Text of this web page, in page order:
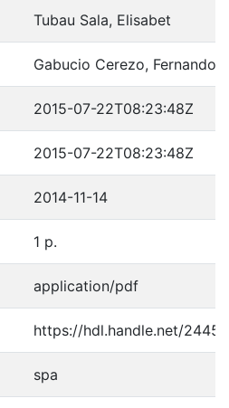
Tubau Sala, Elisabet
Gabucio Cerezo, Fernando
2015-07-22T08:23:48Z
2015-07-22T08:23:48Z
2014-11-14
1 p.
application/pdf
https://hdl.handle.net/
spa